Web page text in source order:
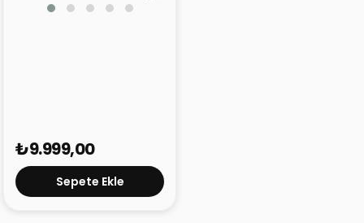
₺9.999,00
Sepete Ekle